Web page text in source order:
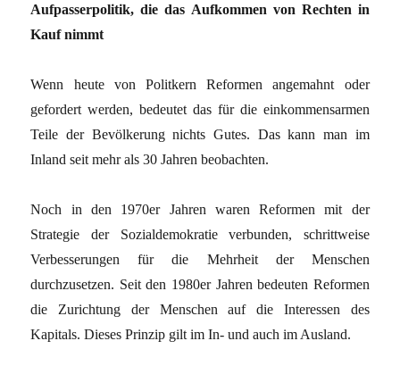
Aufpasserpolitik, die das Aufkommen von Rechten in
Kauf nimmt
Wenn heute von Politkern Reformen angemahnt oder
gefordert werden, bedeutet das für die einkommensarmen
Teile der Bevölkerung nichts Gutes. Das kann man im
Inland seit mehr als 30 Jahren beobachten.
Noch in den 1970er Jahren waren Reformen mit der
Strategie der Sozialdemokratie verbunden, schrittweise
Verbesserungen für die Mehrheit der Menschen
durchzusetzen. Seit den 1980er Jahren bedeuten Reformen
die Zurichtung der Menschen auf die Interessen des
Kapitals. Dieses Prinzip gilt im In- und auch im Ausland.